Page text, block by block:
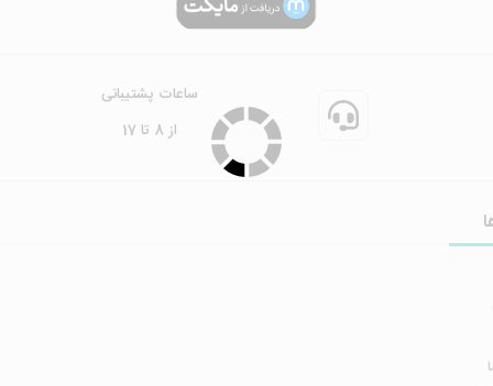
ساعات پشتیبانی
از 8 تا 17